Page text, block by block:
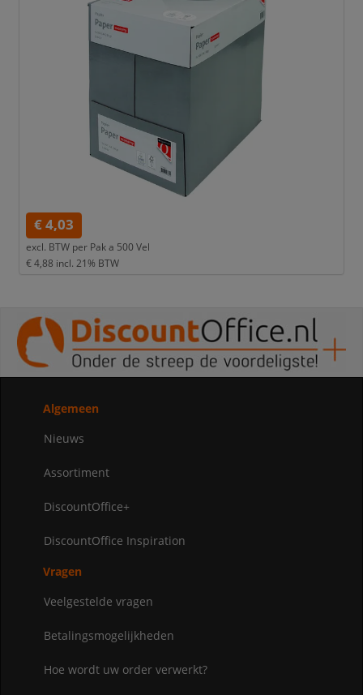
€ 4,03
excl. BTW per Pak a 500 Vel
€ 4,88 incl. 21% BTW
Algemeen
Nieuws
Assortiment
DiscountOffice+
DiscountOffice Inspiration
Vragen
Veelgestelde vragen
Betalingsmogelijkheden
Hoe wordt uw order verwerkt?